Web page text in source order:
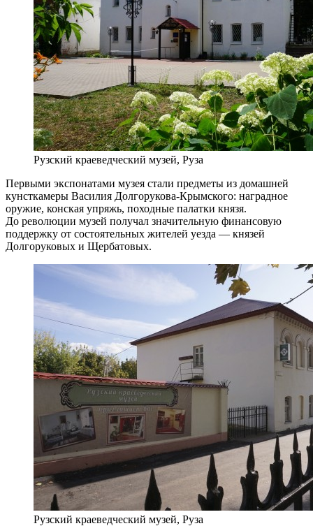
Рузский краеведческий музей, Руза
Первыми экспонатами музея стали предметы из домашней
кунсткамеры Василия Долгорукова-Крымского: наградное
оружие, конская упряжь, походные палатки князя.
До революции музей получал значительную финансовую
поддержку от состоятельных жителей уезда — князей
Долгоруковых и Щербатовых.
Рузский краеведческий музей, Руза